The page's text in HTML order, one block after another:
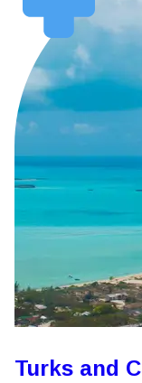
Turks and